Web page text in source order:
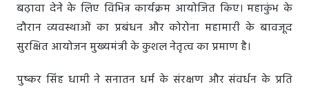
बढ़ावा देने के लिए विभिन्न कार्यक्रम आयोजित किए। महाकुंभ के
दौरान व्यवस्थाओं का प्रबंधन और कोरोना महामारी के बावजूद
सुरक्षित आयोजन मुख्यमंत्री के कुशल नेतृत्व का प्रमाण है।
पुष्कर सिंह धामी ने सनातन धर्म के संरक्षण और संवर्धन के प्रति